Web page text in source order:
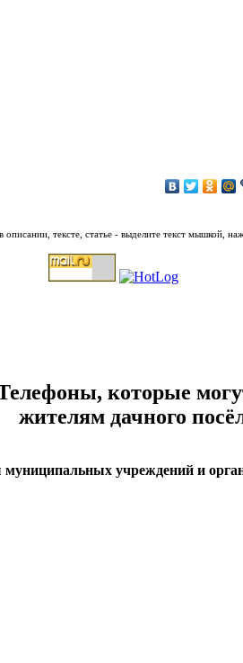
описании, тексте, статье - выделите текст мышкой,
которые
жителям дачного
учреждений и